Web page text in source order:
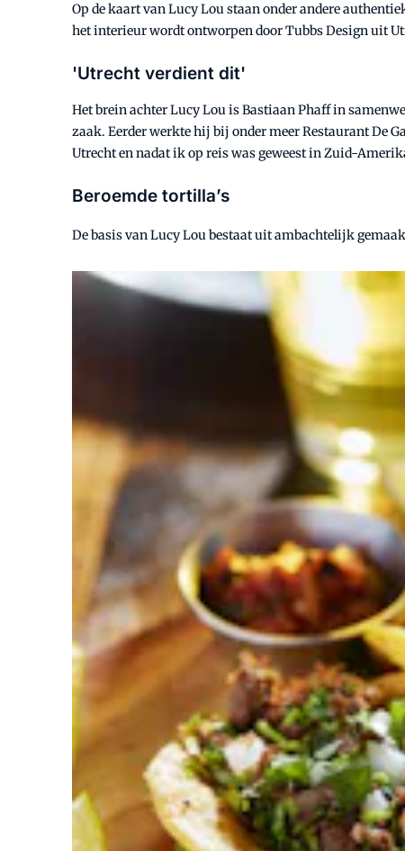
Op de kaart van Lucy Lou staan onder andere
het interieur wordt ontworpen door Tubbs Design uit
'Utrecht verdient dit'
Het brein achter Lucy Lou is Bastiaan Phaff in
zaak. Eerder werkte hij bij onder meer Restaurant De
Utrecht en nadat ik op reis was geweest in Zuid-
Beroemde tortilla’s
De basis van Lucy Lou bestaat uit ambachtelijk